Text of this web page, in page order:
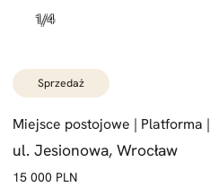
sprzedaż
Miejsce postojowe | Platforma |
ul. Jesionowa, Wrocław
15 000 PLN